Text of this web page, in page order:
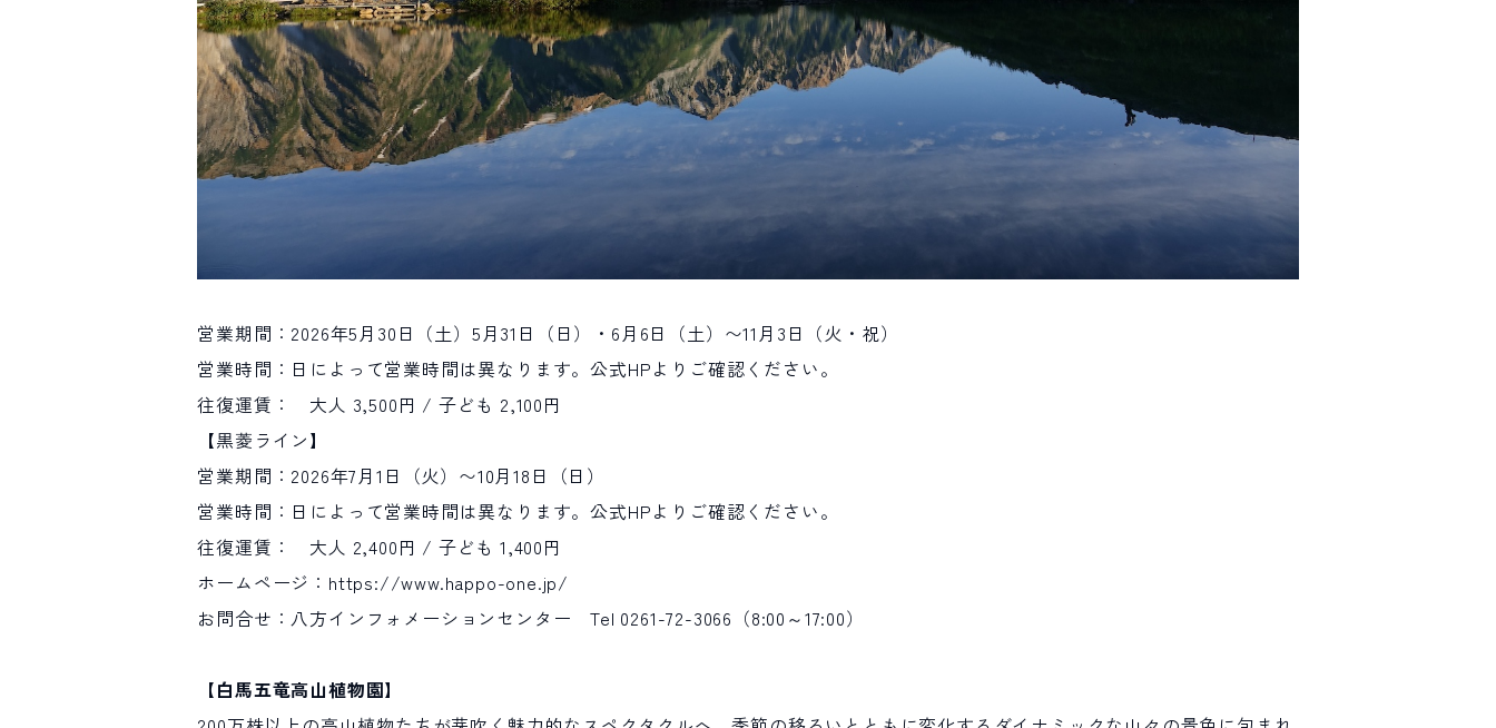
営業期間：2026年5月30日（土）5月31日（日）・6月6日（土）〜11月3日（火・祝）
営業時間：日によって営業時間は異なります。公式HPよりご確認ください。
往復運賃： 大人 3,500円 / 子ども 2,100円
【黒菱ライン】
営業期間：2026年7月1日（火）〜10月18日（日）
営業時間：日によって営業時間は異なります。公式HPよりご確認ください。
往復運賃： 大人 2,400円 / 子ども 1,400円
ホームページ： https://www.happo-one.jp/
お問合せ：八方インフォメーションセンター Tel 0261-72-3066 （8:00～17:00）
【白馬五竜高山植物園】